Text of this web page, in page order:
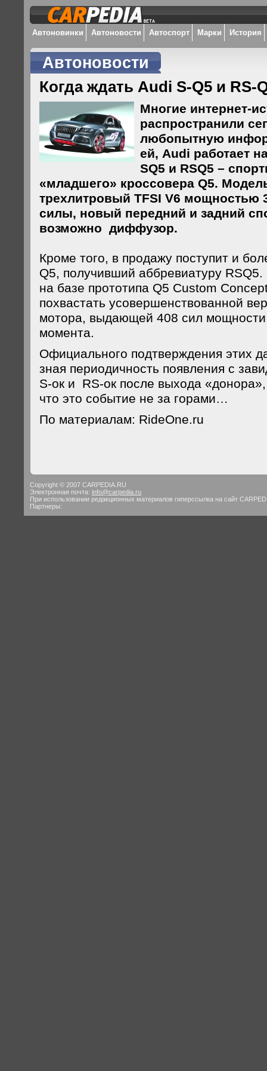
Автоновинки Автоновости Автоспорт Марки История
Автоновости
Когда ждать Audi S-Q5 и RS-
Многие интернет-
распространили
любопытную
ей, Audi работает
SQ5 и RSQ5 –
«младшего» кроссовера Q5.
трехлитровый TFSI V6 мощностью
силы, новый передний и задний
возможно диффузор.
Кроме того, в продажу поступит и
Q5, получивший аббревиатуру
на базе прототипа Q5 Custom
похвастать усовершенствованной
мотора, выдающей 408 сил
момента.
Официального подтверждения этих
зная периодичность появления с
S-ок и RS-ок после выхода
что это событие не за горами…
По материалам: RideOne.ru
Copyright © 2007 CARPEDIA.RU
Электронная почта: info@carpedia.ru
При использовании редакционных материалов гиперссылка на сайт
Партнеры: